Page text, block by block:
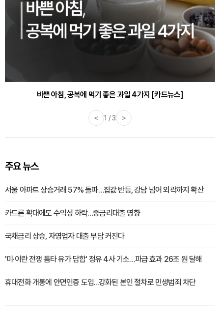
바쁜 아침, 공복에 먹기 좋은 과일 4가지 [카드뉴스]
< 1 / 3 >
주요 뉴스
서울 아파트 상승거래 57% 돌파…집값 반등, 강남 넘어 외곽까지 확산
카드론 확대에도 수익성 하락…중금리대출 영향
국채금리 상승, 자영업자 대출 부담 커진다
'미·이란 전쟁 틈타 유가 담합' 정유 4사 기소…파급 효과 26조 원 달해
휴대전화 개통에 안면인증 도입...강화된 본인 절차로 민생범죄 차단